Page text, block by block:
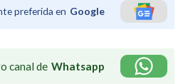
preferida en Google
canal de Whatsapp